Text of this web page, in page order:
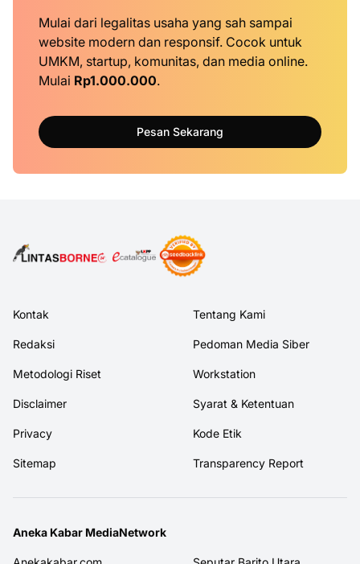
Mulai dari legalitas usaha yang sah sampai
website modern dan responsif. Cocok untuk
UMKM, startup, komunitas, dan media online.
Mulai Rp1.000.000.
Pesan Sekarang
Kontak Tentang Kami
Redaksi Pedoman Media Siber
Metodologi Riset Workstation
Disclaimer Syarat & Ketentuan
Privacy Kode Etik
Sitemap Transparency Report
Aneka Kabar MediaNetwork